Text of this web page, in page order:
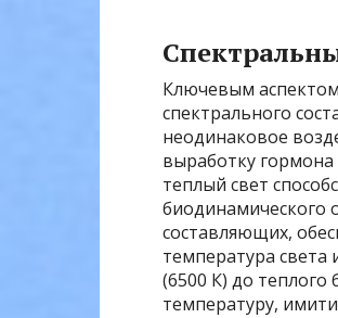
Ключевым
спектрального
неодинаковое
выработку гормона
теплый свет
биодинамического
составляющих,
температура света
(6500 К) до теплого
температуру,